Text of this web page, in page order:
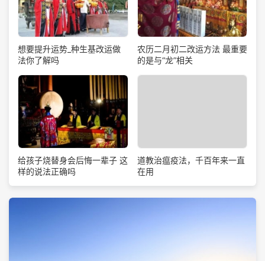
想要提升运势_种生基改运做
法你了解吗
农历二月初二改运方法 最重要
的是与“龙”相关
给孩子烧替身会后悔一辈子 这
样的说法正确吗
道教治瘟疫法，千百年来一直
在用